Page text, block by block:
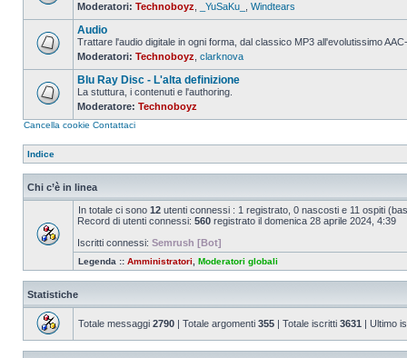
Nessun
messaggio
da
leggere
Moderatori: Technoboyz _YuSaKu_ Windtears
Nessun
messaggio
da
leggere
Audio
Trattare l'audio digitale in ogni forma, dal classico MP3 all'evolutissimo
Moderatori: Technoboyz clarknova
Nessun
messaggio
da
Blu Ray Disc - L'alta definizione
La stuttura, i contenuti e l'authoring.
Moderatore: Technoboyz
Cancella cookie Contattaci
Indice
Chi c’è in linea
In totale ci sono 12 utenti connessi : 1 registrato, 0 nascosti e 11 ospiti
Record di utenti connessi: 560 registrato il domenica 28 aprile 2024, 4:39
Iscritti connessi: Semrush [Bot]
Legenda :: Amministratori Moderatori globali
Statistiche
Totale messaggi 2790 | Totale argomenti 355 | Totale iscritti 3631 | Ultimo